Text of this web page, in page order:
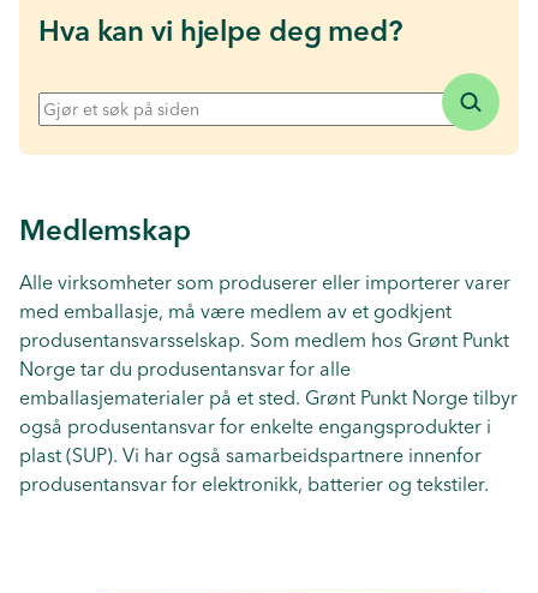
Hva kan vi hjelpe deg med?
Medlemskap
Alle virksomheter som produserer eller importerer varer
med emballasje, må være medlem av et godkjent
produsentansvarsselskap. Som medlem hos Grønt Punkt
Norge tar du produsentansvar for alle
emballasjematerialer på et sted. Grønt Punkt Norge tilbyr
også produsentansvar for enkelte engangsprodukter i
plast (SUP). Vi har også samarbeidspartnere innenfor
produsentansvar for elektronikk, batterier og tekstiler.